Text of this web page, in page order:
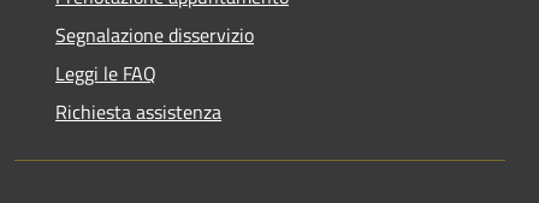
Segnalazione disservizio
Leggi le FAQ
Richiesta assistenza